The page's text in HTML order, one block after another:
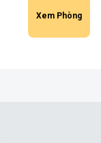
Xem Phòng